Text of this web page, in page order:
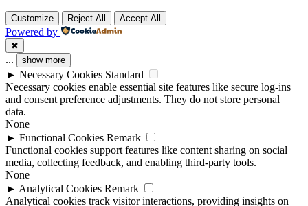
Customize Reject All Accept All
Powered by
✖
... show more
► Necessary Cookies Standard
Necessary cookies enable essential site features like secure log-ins
and consent preference adjustments. They do not store personal
data.
None
► Functional Cookies Remark
Functional cookies support features like content sharing on social
media, collecting feedback, and enabling third-party tools.
None
► Analytical Cookies Remark
Analytical cookies track visitor interactions, providing insights on